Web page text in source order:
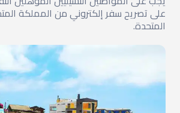
على تصريح سفر إلكتروني من المملكة
المتحدة.